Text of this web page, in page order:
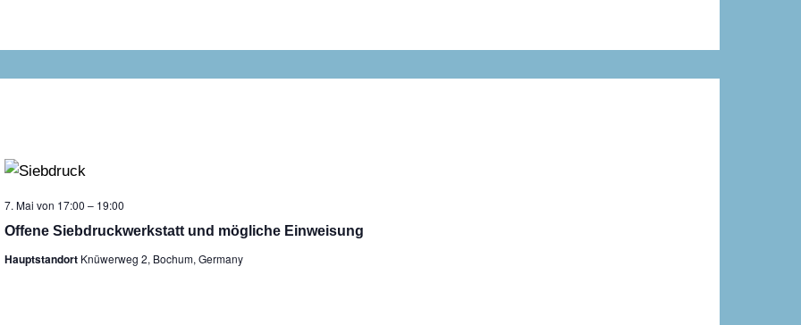
Offene Siebdruckwerkstatt und mögliche Einweisung
7. Mai von 17:00 – 19:00
Hauptstandort Knüwerweg 2, Bochum, Germany